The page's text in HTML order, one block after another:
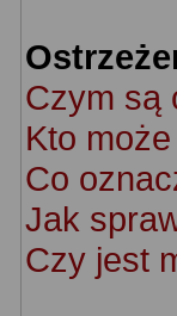
Czym są
Kto
Co
Jak
Czy jest